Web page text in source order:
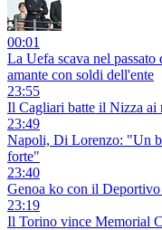
00:01
La Uefa scava nel
amante con soldi dell'ente
23:55
Il Cagliari batte il Nizza
23:49
Napoli, Di Lorenzo: "Un
forte"
23:40
Genoa ko con il
23:19
Il Torino vince Memorial